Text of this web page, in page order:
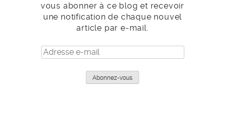
vous abonner à ce blog et recevoir
une notification de chaque nouvel
article par e-mail.
Adresse
e-
Abonnez-vous